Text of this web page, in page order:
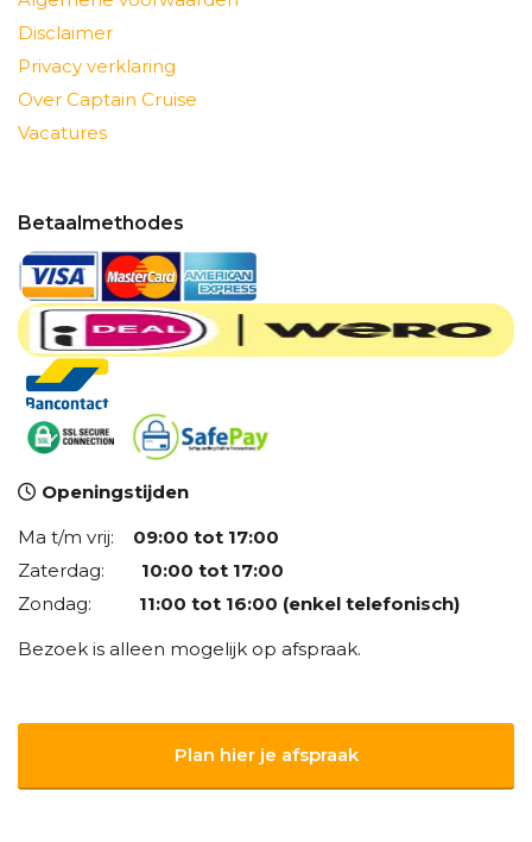
Disclaimer
Privacy verklaring
Over Captain Cruise
Vacatures
Betaalmethodes
Openingstijden
Ma t/m vrij: 09:00 tot 17:00
Zaterdag: 10:00 tot 17:00
Zondag: 11:00 tot 16:00 (enkel telefonisch)
Bezoek is alleen mogelijk op afspraak.
Plan hier je afspraak